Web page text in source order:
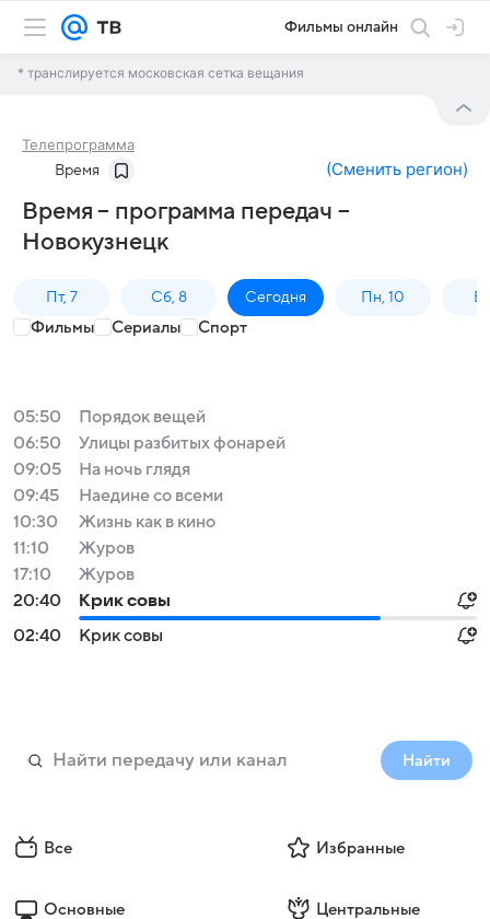
Фильмы онлайн
* транслируется московская сетка вещания
Телепрограмма
Время (Сменить регион)
Время – программа передач –
Новокузнецк
Пт, 7 Сб, 8 Сегодня Пн, 10
Фильмы Сериалы Спорт
05:50
Порядок вещей
06:50
Улицы разбитых фонарей
09:05
На ночь глядя
09:45
Наедине со всеми
10:30
Жизнь как в кино
11:10
Журов
17:10
Журов
20:40
Крик совы
02:40
Крик совы
Найти
Все Избранные
Основные Центральные